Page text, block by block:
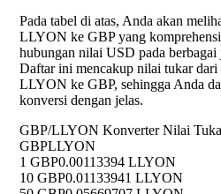
Pada tabel di atas, Anda akan
LLYON ke GBP yang
hubungan nilai USD pada
Daftar ini mencakup nilai tukar
LLYON ke GBP, sehingga Anda
konversi dengan jelas.
GBP/LLYON Konverter Nilai
GBPLLYON
1 GBP0.00113394 LLYON
10 GBP0.01133941 LLYON